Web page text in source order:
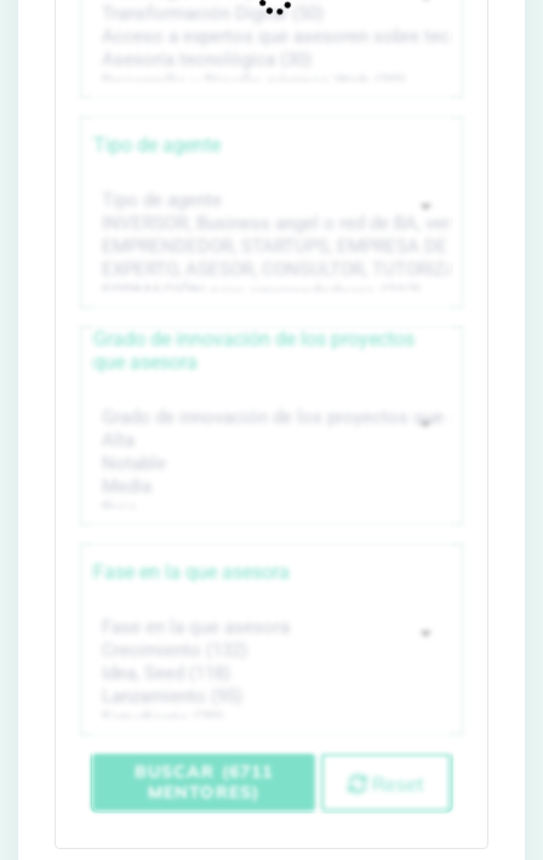
Tipo de agente
Grado de innovación de los proyectos
que asesora
Fase en la que asesora
BUSCAR (6711
MENTORES)
Reset